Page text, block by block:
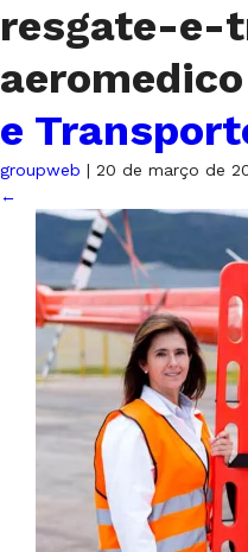
resgate-e-
aeromedico
e
groupweb | 20 de março de
←